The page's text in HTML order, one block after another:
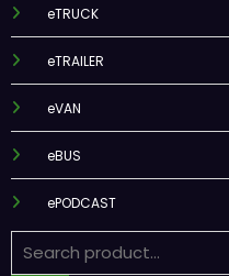
eTRUCK
eTRAILER
eVAN
eBUS
ePODCAST